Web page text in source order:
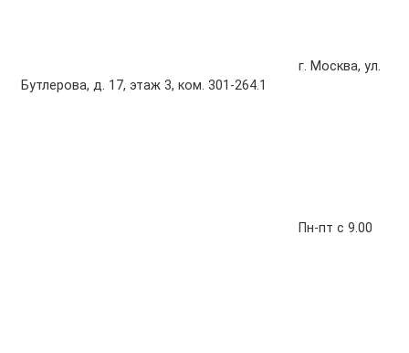
г. Москва, ул.
Бутлерова, д. 17, этаж 3, ком. 301-264.1
Пн-пт с 9.00